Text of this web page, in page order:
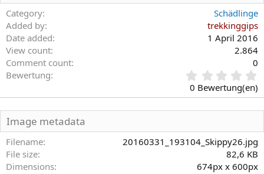
Category
Schädlinge
Added by
trekkinggips
Date added
1 April 2016
View count
2.864
Comment count
0
Bewertung
0
(
0 Bewertung(en)
Image metadata
Filename
20160331_193104_Skippy26.jpg
File size
82,6 KB
Dimensions
674px x 600px